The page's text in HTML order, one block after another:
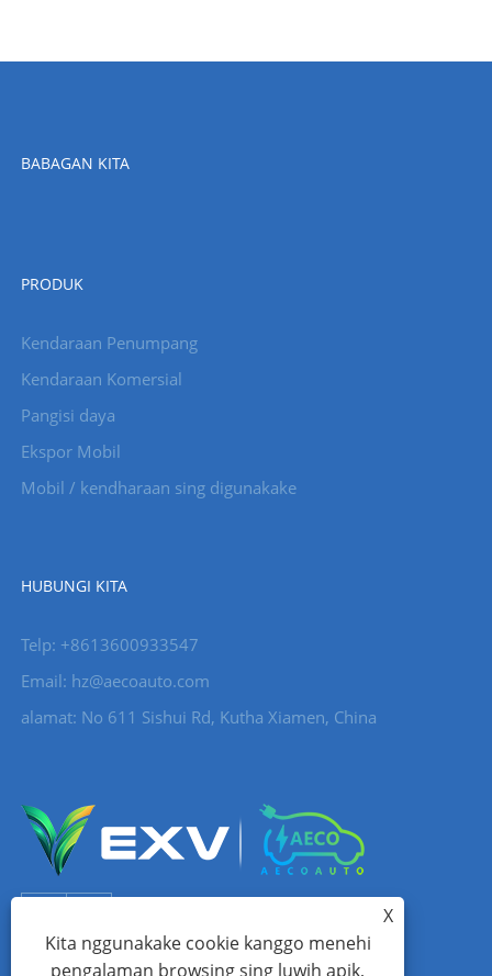
BABAGAN KITA
PRODUK
Kendaraan Penumpang
Kendaraan Komersial
Pangisi daya
Ekspor Mobil
Mobil / kendharaan sing digunakake
HUBUNGI KITA
Telp: +8613600933547
Email: hz@aecoauto.com
alamat: No 611 Sishui Rd, Kutha Xiamen, China
X
Kita nggunakake cookie kanggo menehi
pengalaman browsing sing luwih apik,